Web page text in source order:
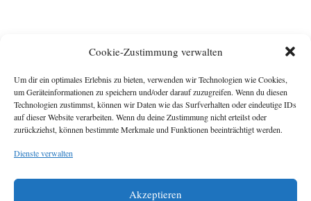
Cookie-Zustimmung verwalten
Um dir ein optimales Erlebnis zu bieten, verwenden wir Technologien wie Cookies,
um Geräteinformationen zu speichern und/oder darauf zuzugreifen. Wenn du diesen
Technologien zustimmst, können wir Daten wie das Surfverhalten oder eindeutige IDs
auf dieser Website verarbeiten. Wenn du deine Zustimmung nicht erteilst oder
zurückziehst, können bestimmte Merkmale und Funktionen beeinträchtigt werden.
Dienste verwalten
Akzeptieren
Impressum
Michael Baden,
Diese Webseite stellt